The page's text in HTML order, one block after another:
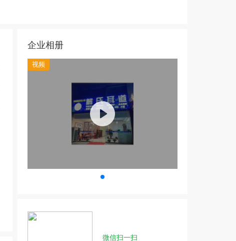
企业相册
视频
微信扫一扫